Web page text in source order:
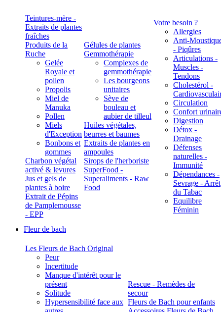
Teintures-mère -
Extraits de plantes
fraîches
Produits de la
Ruche
Gelée
Royale et
pollen
Propolis
Miel de
Manuka
Pollen
Miels
d'Exception
Bonbons et
gommes
Charbon végétal
activé & levures
Jus et gels de
plantes à boire
Extrait de Pépins
de Pamplemousse
- EPP
Gélules de plantes
Gemmothérapie
Complexes de
gemmothérapie
Les bourgeons
unitaires
Sève de
bouleau et
aubier de tilleul
Huiles végétales,
beurres et baumes
Extraits de plantes en
ampoules
Sirops de l'herboriste
SuperFood -
Superaliments - Raw
Food
Votre besoin ?
Allergies
Anti-
- Piqûres
Articulations -
Muscles -
Tendons
Cholestérol -
Circulation
Confort
Digestion
Détox -
Drainage
Défenses
naturelles -
Immunité
Dépendances -
Sevrage - Arrêt
du Tabac
Equilibre
Féminin
Fleur de bach
Les Fleurs de Bach Original
Peur
Incertitude
Manque d'intérêt pour le
présent
Solitude
Hypersensibilité face aux
Rescue - Remèdes de
secour
Fleurs de Bach pour enfants